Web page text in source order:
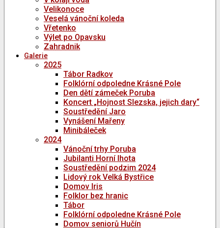
Velikonoce
Veselá vánoční koleda
Vřetenko
Výlet po Opavsku
Zahradnik
Galerie
2025
Tábor Radkov
Folklórní odpoledne Krásné Pole
Den dětí zámeček Poruba
Koncert „Hojnost Slezska, jejich dary“
Soustředění Jaro
Vynášení Mařeny
Minibáleček
2024
Vánoční trhy Poruba
Jubilanti Horní lhota
Soustředění podzim 2024
Lidový rok Velká Bystřice
Domov Iris
Folklor bez hranic
Tábor
Folklórní odpoledne Krásné Pole
Domov seniorů Hučín